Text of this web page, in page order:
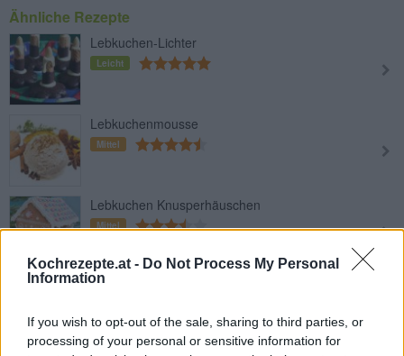
Kochrezepte.at - Do Not Process My Personal
Information
If you wish to opt-out of the sale, sharing to third parties, or
processing of your personal or sensitive information for
Ähnliche Rezepte
Lebkuchen-Lichter
Leicht
Lebkuchenmousse
Mittel
Lebkuchen Knusperhäuschen
Mittel
Elisen-Lebkuchen